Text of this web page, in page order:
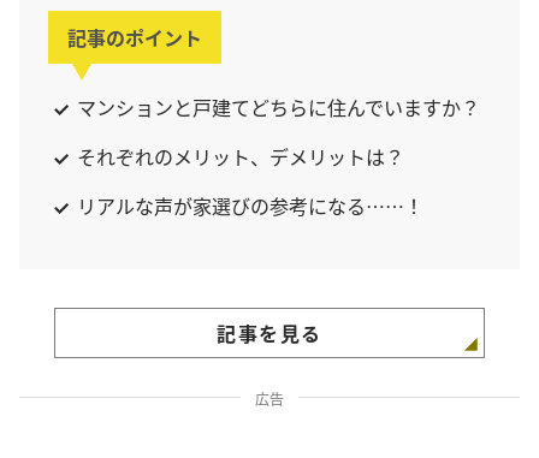
記事のポイント
マンションと戸建てどちらに住んでいますか？
それぞれのメリット、デメリットは？
リアルな声が家選びの参考になる……！
記事を見る
広告